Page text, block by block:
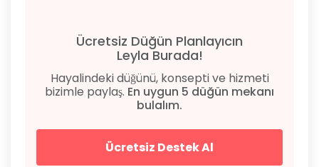
Ücretsiz Düğün Planlayıcın
Leyla Burada!
Hayalindeki düğünü, konsepti ve hizmeti
bizimle paylaş. En uygun 5 düğün mekanı
bulalım.
Ücretsiz Destek Al